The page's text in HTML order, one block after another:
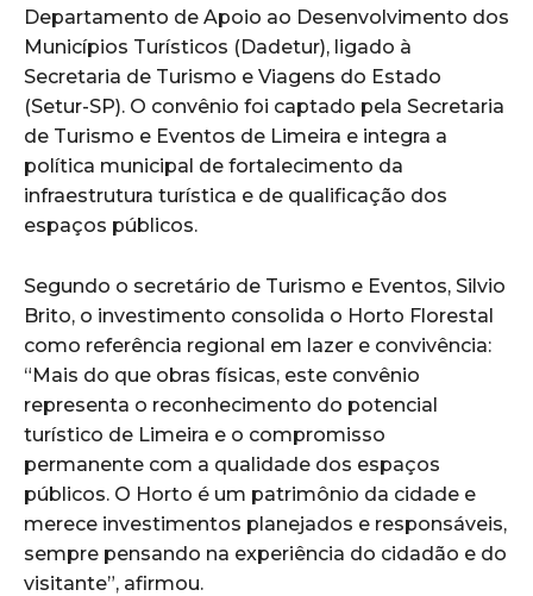
Departamento de Apoio ao Desenvolvimento dos
Municípios Turísticos (Dadetur), ligado à
Secretaria de Turismo e Viagens do Estado
(Setur-SP). O convênio foi captado pela Secretaria
de Turismo e Eventos de Limeira e integra a
política municipal de fortalecimento da
infraestrutura turística e de qualificação dos
espaços públicos.
Segundo o secretário de Turismo e Eventos, Silvio
Brito, o investimento consolida o Horto Florestal
como referência regional em lazer e convivência:
“Mais do que obras físicas, este convênio
representa o reconhecimento do potencial
turístico de Limeira e o compromisso
permanente com a qualidade dos espaços
públicos. O Horto é um patrimônio da cidade e
merece investimentos planejados e responsáveis,
sempre pensando na experiência do cidadão e do
visitante”, afirmou.